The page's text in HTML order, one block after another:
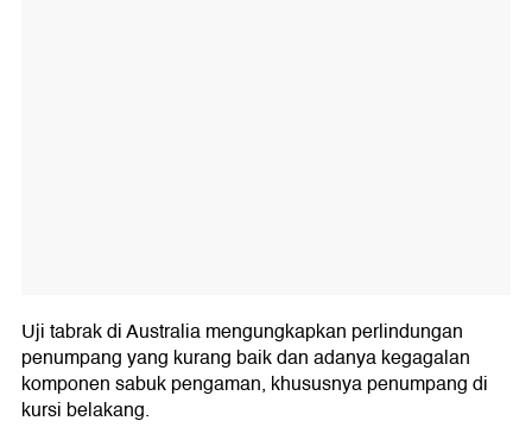
Uji tabrak di Australia mengungkapkan perlindungan
penumpang yang kurang baik dan adanya kegagalan
komponen sabuk pengaman, khususnya penumpang di
kursi belakang.